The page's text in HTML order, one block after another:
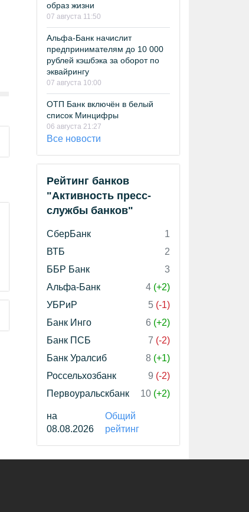
образ жизни
07 августа 11:50
Альфа-Банк начислит
предпринимателям до 10 000
рублей кэшбэка за оборот по
эквайрингу
07 августа 10:00
ОТП Банк включён в белый
список Минцифры
06 августа 21:27
Все новости
Рейтинг банков
"Активность пресс-
службы банков"
СберБанк
1
ВТБ
2
ББР Банк
3
Альфа-Банк
4 (+2)
УБРиР
5 (-1)
Банк Инго
6 (+2)
Банк ПСБ
7 (-2)
Банк Уралсиб
8 (+1)
Россельхозбанк
9 (-2)
Первоуральскбанк
10 (+2)
на
08.08.2026
Общий
рейтинг